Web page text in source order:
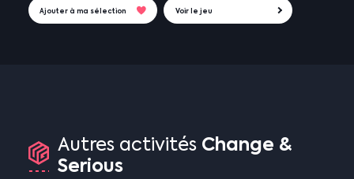
Ajouter à ma sélection Voir le jeu
Autres activités Change &
Serious